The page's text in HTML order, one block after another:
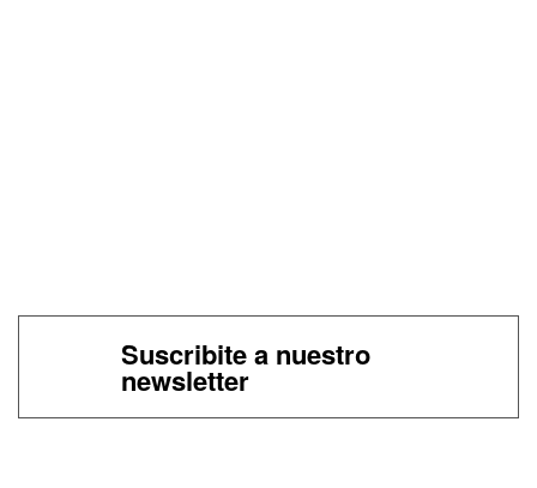
Suscribite a nuestro
newsletter